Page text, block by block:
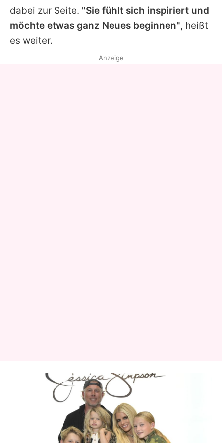
dabei zur Seite. "Sie fühlt sich inspiriert und
möchte etwas ganz Neues beginnen", heißt
es weiter.
Anzeige